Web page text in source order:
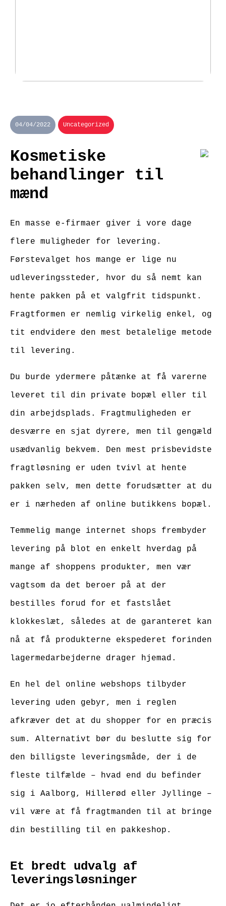
04/04/2022 Uncategorized
Kosmetiske
behandlinger til
mænd
En masse e-firmaer giver i vore dage
flere muligheder for levering.
Førstevalget hos mange er lige nu
udleveringssteder, hvor du så nemt kan
hente pakken på et valgfrit tidspunkt.
Fragtformen er nemlig virkelig enkel, og
tit endvidere den mest betalelige metode
til levering.
Du burde ydermere påtænke at få varerne
leveret til din private bopæl eller til
din arbejdsplads. Fragtmuligheden er
desværre en sjat dyrere, men til gengæld
usædvanlig bekvem. Den mest prisbevidste
fragtløsning er uden tvivl at hente
pakken selv, men dette forudsætter at du
er i nærheden af online butikkens bopæl.
Temmelig mange internet shops frembyder
levering på blot en enkelt hverdag på
mange af shoppens produkter, men vær
vagtsom da det beroer på at der
bestilles forud for et fastslået
klokkeslæt, således at de garanteret kan
nå at få produkterne ekspederet forinden
lagermedarbejderne drager hjemad.
En hel del online webshops tilbyder
levering uden gebyr, men i reglen
afkræver det at du shopper for en præcis
sum. Alternativt bør du beslutte sig for
den billigste leveringsmåde, der i de
fleste tilfælde – hvad end du befinder
sig i Aalborg, Hillerød eller Jyllinge –
vil være at få fragtmanden til at bringe
din bestilling til en pakkeshop.
Et bredt udvalg af
leveringsløsninger